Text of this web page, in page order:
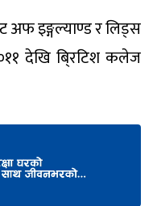
अफ इङ्गल्याण्ड र लिड्स
देखि बि्रटिश कलेज